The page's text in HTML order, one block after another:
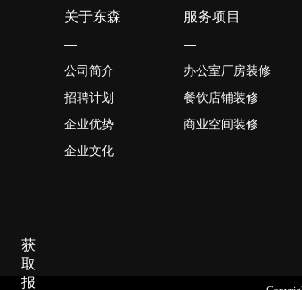
关于东森
—
公司简介
招聘计划
企业优势
企业文化
服务项目
—
办公室厂房装修
餐饮店铺装修
商业空间装修
获
取
报